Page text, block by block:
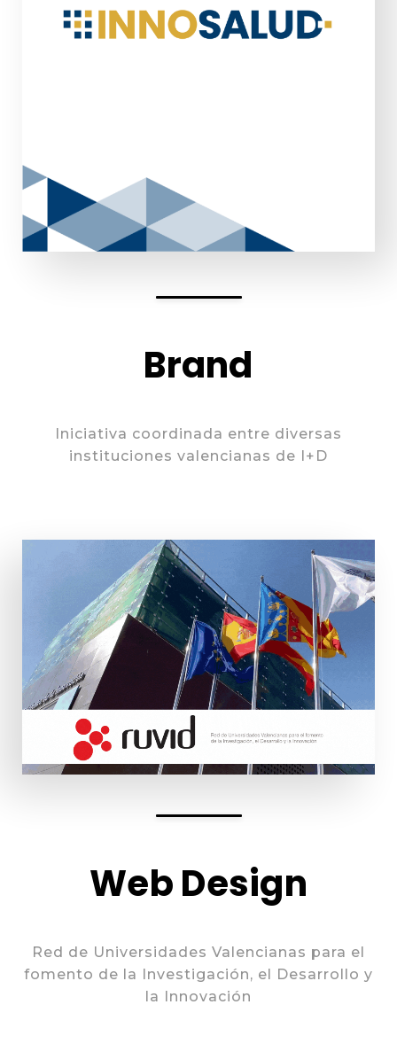
Brand
Iniciativa coordinada entre diversas
instituciones valencianas de I+D
Web Design
Red de Universidades Valencianas para el
fomento de la Investigación, el Desarrollo y
la Innovación